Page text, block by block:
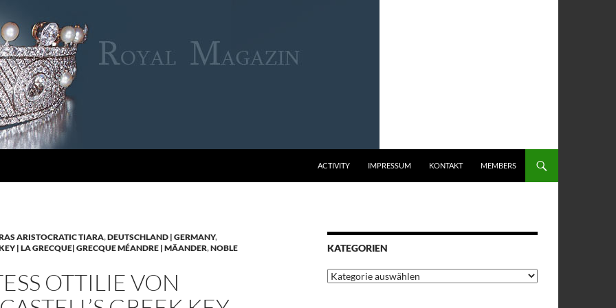
ACTIVITY IMPRESSUM KONTAKT MEMBERS
ARISTOCRATIC TIARA,DEUTSCHLAND | GERMANY,
| LA GRECQUE| GRECQUE MÉANDRE | MÄANDER,NOBLE
OTTILIE VON
KATEGORIEN
Kategorien